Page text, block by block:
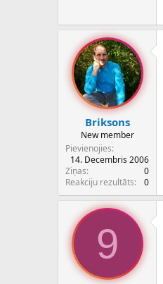
s
Briksons
New member
Pievienojies
14. Decembris 2006
Ziņas
0
Reakciju rezultāts
0
9